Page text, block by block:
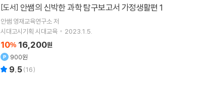
[도서] 안쌤의 신박한 과학 탐구보고서 가정생활편 1
안쌤 영재교육연구소 저
시대고시기획 시대교육
2023.1.5.
10% 16,200원
900원
9.5(16)